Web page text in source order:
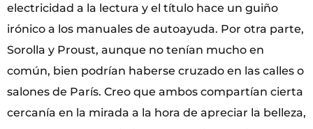
electricidad a la lectura y el título hace un guiño
irónico a los manuales de autoayuda. Por otra parte,
Sorolla y Proust, aunque no tenían mucho en
común, bien podrían haberse cruzado en las calles o
salones de París. Creo que ambos compartían cierta
cercanía en la mirada a la hora de apreciar la belleza,